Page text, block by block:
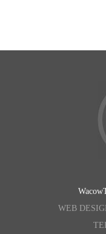
WEB